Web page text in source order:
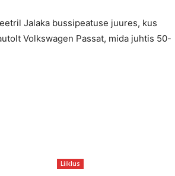
Jalaka bussipeatuse juures, kus
Volkswagen Passat, mida juhtis 50-
Liiklus